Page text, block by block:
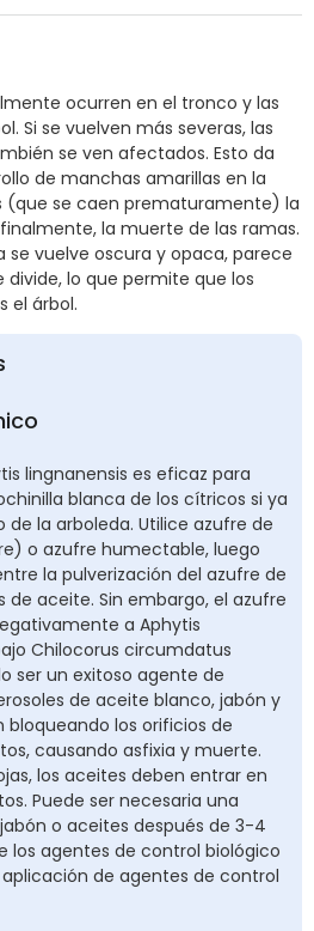
ocurren en el tronco y las
Si se vuelven más severas, las
se ven afectados. Esto da
de manchas amarillas en la
(que se caen prematuramente) la
la muerte de las ramas.
vuelve oscura y opaca, parece
lo que permite que los
el árbol.
lingnanensis es eficaz para
blanca de los cítricos si ya
la arboleda. Utilice azufre de
o azufre humectable, luego
la pulverización del azufre de
de aceite. Sin embargo, el azufre
a Aphytis
Chilocorus circumdatus
ser un exitoso agente de
de aceite blanco, jabón y
los orificios de
causando asfixia y muerte.
los aceites deben entrar en
Puede ser necesaria una
o aceites después de 3-4
los agentes de control biológico
de agentes de control